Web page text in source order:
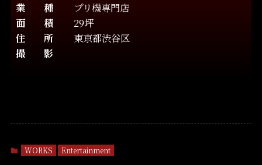
業 種
プリ機専門店
面 積
29坪
住 所
東京都渋谷区
撮 影
WORKS Entertainment